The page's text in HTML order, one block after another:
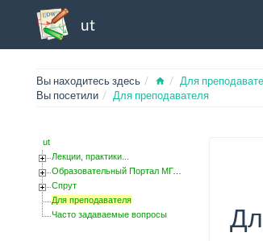
ut
Вы находитесь здесь Home
Для
Вы посетили
Для преподавателя
ut
Лекции, практики...
Образовательный Портал МГОТУ
Спрут
Для преподавателя
Часто задаваемые вопросы